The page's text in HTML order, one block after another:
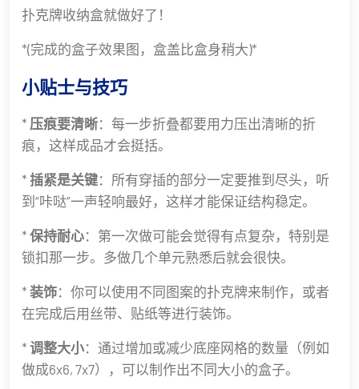
扑克牌收纳盒就做好了！
*(完成的盒子效果图，盒盖比盒身稍大)*
小贴士与技巧
* 压痕要清晰：每一步折叠都要用力压出清晰的折
痕，这样成品才会挺括。
* 插紧是关键：所有穿插的部分一定要推到尽头，听
到“咔哒”一声轻响最好，这样才能保证结构稳定。
* 保持耐心：第一次做可能会觉得有点复杂，特别是
锁扣那一步。多做几个单元熟悉后就会很快。
* 装饰：你可以使用不同图案的扑克牌来制作，或者
在完成后用丝带、贴纸等进行装饰。
* 调整大小：通过增加或减少底座网格的数量（例如
做成6x6, 7x7），可以制作出不同大小的盒子。